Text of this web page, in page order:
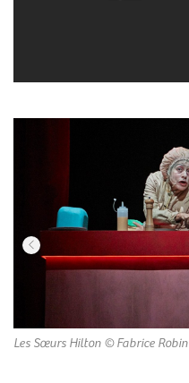
Les Sœurs Hilton © Fabrice Robin
Les Sœurs Hilton © Fabrice Robin
Les Sœurs Hilton © Fabrice Robin
Les Sœurs Hilton © Fabrice Robin
Les Sœurs Hilton © Fabrice Robin
Les Sœurs Hilton © Fabrice Robin
Les Sœurs Hilton © Fabrice Robin
Les Sœurs Hilton © Fabrice Robin
Les Sœurs Hilton © Fabrice Robin
Les Sœurs Hilton © Fabrice Robin
Les Sœurs Hilton © Fabrice Robin
Les Sœurs Hilton © Fabrice Robin
Les Sœurs Hilton © Fabrice Robin